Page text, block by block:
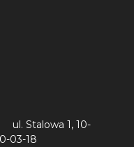
ul. Stalowa 1, 10-
03-18